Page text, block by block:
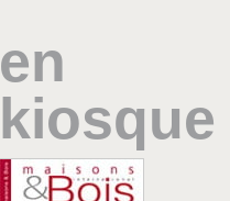
en
kiosque